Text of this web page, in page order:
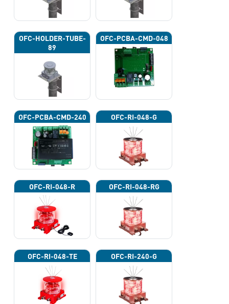
OFC-HOLDER-TUBE-
89
OFC-PCBA-CMD-048
OFC-PCBA-CMD-240 OFC-RI-048-G
OFC-RI-048-R OFC-RI-048-RG
OFC-RI-048-TE OFC-RI-240-G